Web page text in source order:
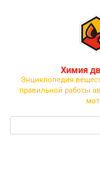
Химия
Энциклопедия
правильной работы
Поиск: